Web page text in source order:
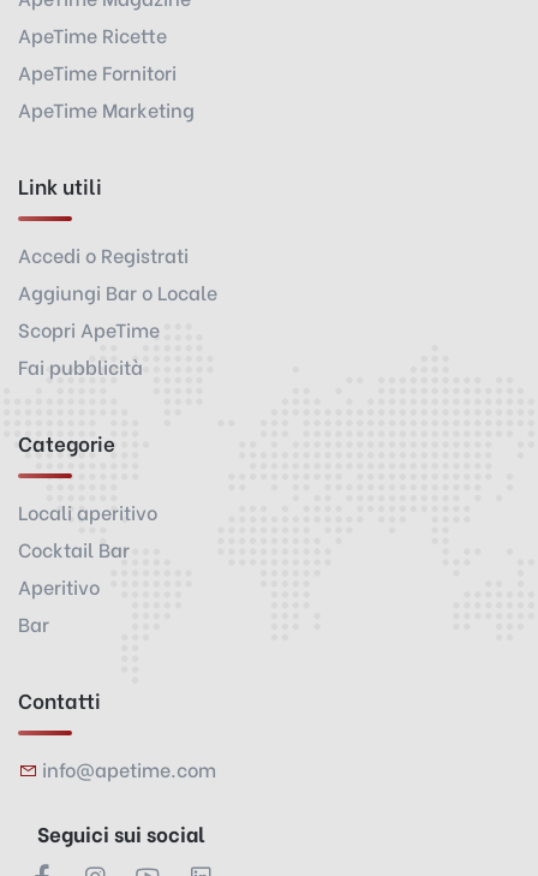
ApeTime Ricette
ApeTime Fornitori
ApeTime Marketing
Link utili
Accedi o Registrati
Aggiungi Bar o Locale
Scopri ApeTime
Fai pubblicità
Categorie
Locali aperitivo
Cocktail Bar
Aperitivo
Bar
Contatti
info@apetime.com
Seguici sui social